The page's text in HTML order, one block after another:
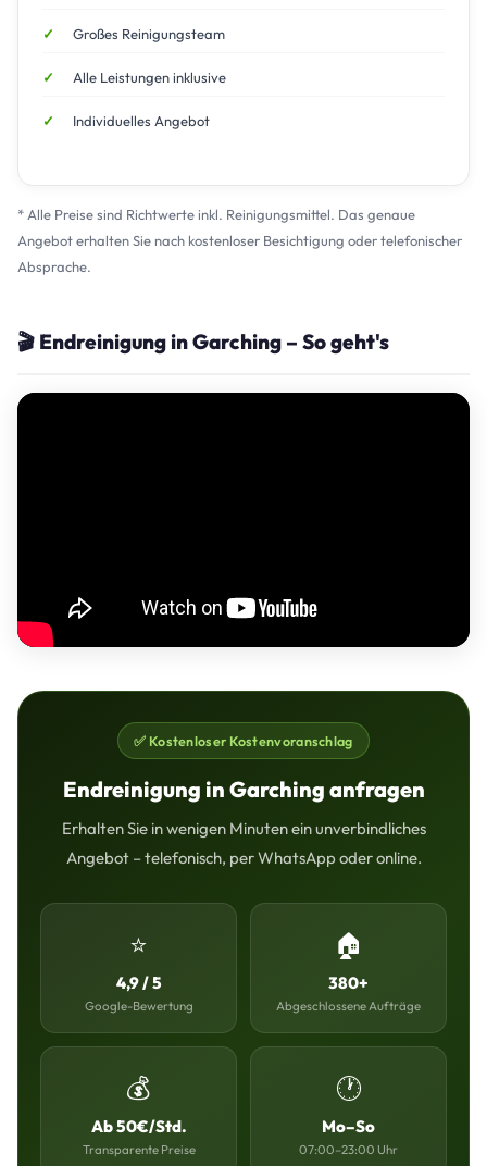
Großes Reinigungsteam
Alle Leistungen inklusive
Individuelles Angebot
* Alle Preise sind Richtwerte inkl. Reinigungsmittel. Das genaue
Angebot erhalten Sie nach kostenloser Besichtigung oder telefonischer
Absprache.
🎬 Endreinigung in Garching – So geht's
✅ Kostenloser Kostenvoranschlag
Endreinigung in Garching anfragen
Erhalten Sie in wenigen Minuten ein unverbindliches
Angebot – telefonisch, per WhatsApp oder online.
⭐
4,9 / 5
Google-Bewertung
🏠
380+
Abgeschlossene Aufträge
💰
Ab 50€/Std.
Transparente Preise
🕐
Mo–So
07:00–23:00 Uhr